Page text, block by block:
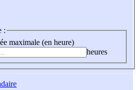
:
maximale (en heure)
heures